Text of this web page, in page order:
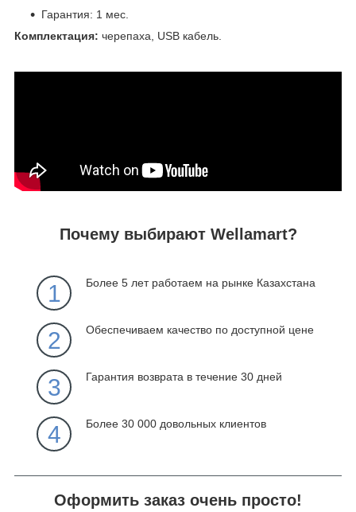
Гарантия: 1 мес.
Комплектация: черепаха, USB кабель.
Почему выбирают Wellamart?
1 Более 5 лет работаем на рынке Казахстана
2 Обеспечиваем качество по доступной цене
3 Гарантия возврата в течение 30 дней
4 Более 30 000 довольных клиентов
Оформить заказ очень просто!